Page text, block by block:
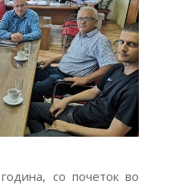
со почеток во